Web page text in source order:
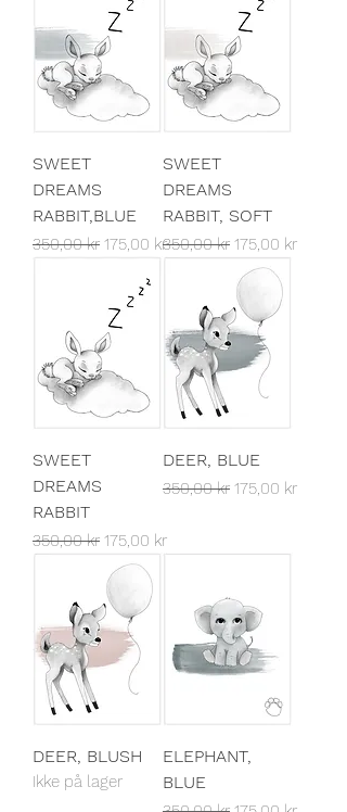
SWEET
DREAMS
RABBIT,BLUE
Vanlig pris
350,00 kr Salgspris
175,00 kr
SWEET
DREAMS
RABBIT, SOFT
Vanlig pris
350,00 kr Salgspris
175,00 kr
SWEET
DREAMS
RABBIT
Vanlig pris
350,00 kr Salgspris
175,00 kr
DEER, BLUE
Vanlig pris
350,00 kr Salgspris
175,00 kr
DEER, BLUSH
Ikke på lager
ELEPHANT,
BLUE